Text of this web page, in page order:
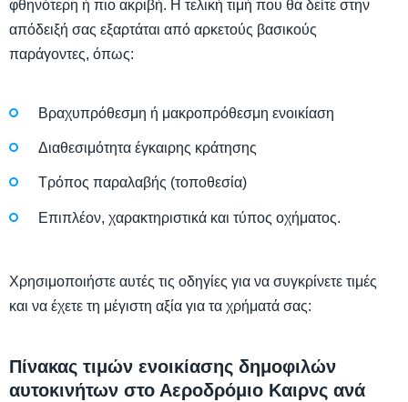
φθηνότερη ή πιο ακριβή. Η τελική τιμή που θα δείτε στην
απόδειξή σας εξαρτάται από αρκετούς βασικούς
παράγοντες, όπως:
Βραχυπρόθεσμη ή μακροπρόθεσμη ενοικίαση
Διαθεσιμότητα έγκαιρης κράτησης
Τρόπος παραλαβής (τοποθεσία)
Επιπλέον, χαρακτηριστικά και τύπος οχήματος.
Χρησιμοποιήστε αυτές τις οδηγίες για να συγκρίνετε τιμές
και να έχετε τη μέγιστη αξία για τα χρήματά σας:
Πίνακας τιμών ενοικίασης δημοφιλών
αυτοκινήτων στο Αεροδρόμιο Καιρνς ανά